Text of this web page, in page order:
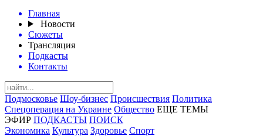
Главная
Новости
Сюжеты
Трансляция
Подкасты
Контакты
Подмосковье Шоу-бизнес Происшествия Политика
Спецоперация на Украине Общество ЕЩЕ ТЕМЫ
ЭФИР ПОДКАСТЫ ПОИСК
Экономика Культура Здоровье Спорт